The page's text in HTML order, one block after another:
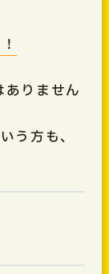
りません
う方も、